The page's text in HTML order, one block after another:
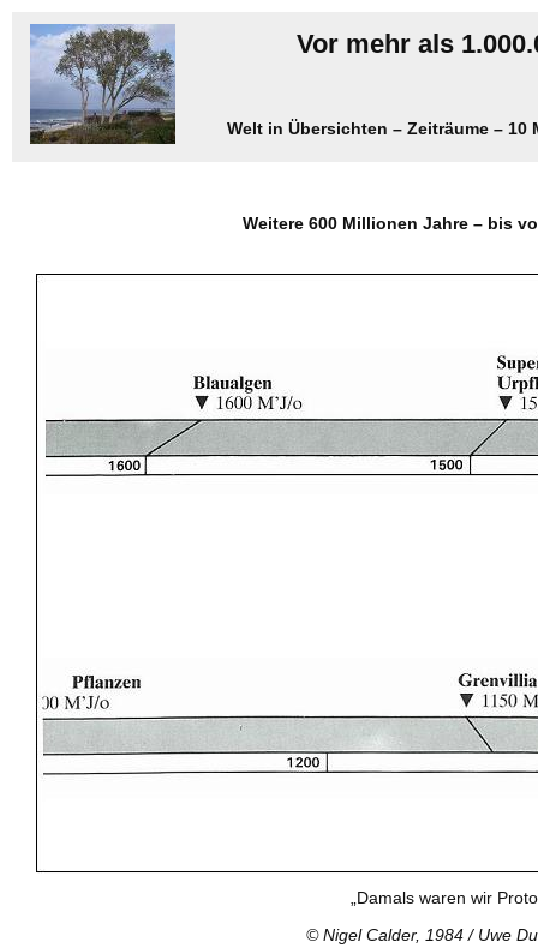
Vor mehr als
Welt in Übersichten – Zeiträume –
Weitere 600 Millionen Jahre – bis
„Damals waren wir
© Nigel Calder, 1984 / Uwe